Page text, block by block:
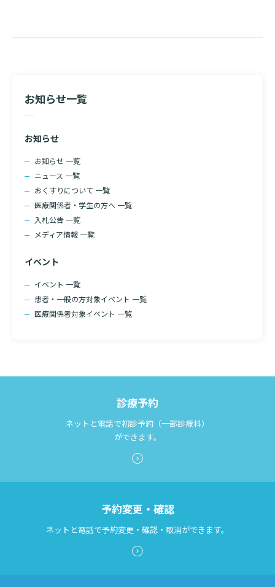
臨床研究に関する情報公開について（オプトアウト）
特長
広報誌「とーぶたいむ」
公式SNSアカウント一覧
入院のお会計について
ご来院にあたって
院内のルールについて
フロアマップ
院内施設のご案内
無料低額診療のご案内
東部病院の就労支援サービス
よくあるご質問
医療関係者向け講習・研修
人材開発センター
当院退職後のカルテ閲覧手続きについて
当院退職後のカルテ閲覧手続き
ご寄付のお願い
予約変更・確認
ー
お知らせ一覧
お知らせ
お知らせ 一覧
ニュース 一覧
おくすりについて 一覧
医療関係者・学生の方へ 一覧
入札公告 一覧
メディア情報 一覧
イベント
イベント 一覧
患者・一般の方対象イベント 一覧
医療関係者対象イベント 一覧
診療予約
ネットと電話で初診予約（一部診療科）
ができます。
予約変更・確認
ネットと電話で予約変更・確認・取消ができます。